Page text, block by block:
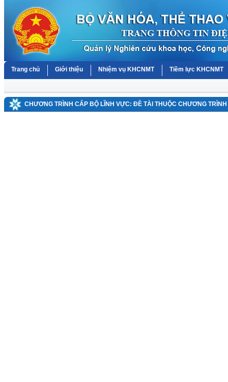
Trang chủ Giới thiệu Nhiệm vụ KHCNMT Tiềm lực KHCNMT
CHƯƠNG TRÌNH CẤP BỘ LĨNH VỰC: ĐỀ TÀI THUỘC CHƯƠNG